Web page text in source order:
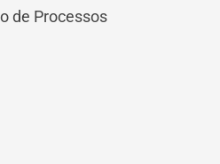
de Processos